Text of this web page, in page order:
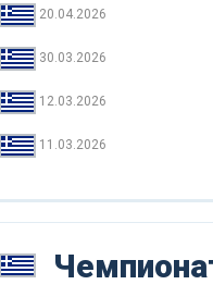
20.04.2026
30.03.2026
12.03.2026
11.03.2026